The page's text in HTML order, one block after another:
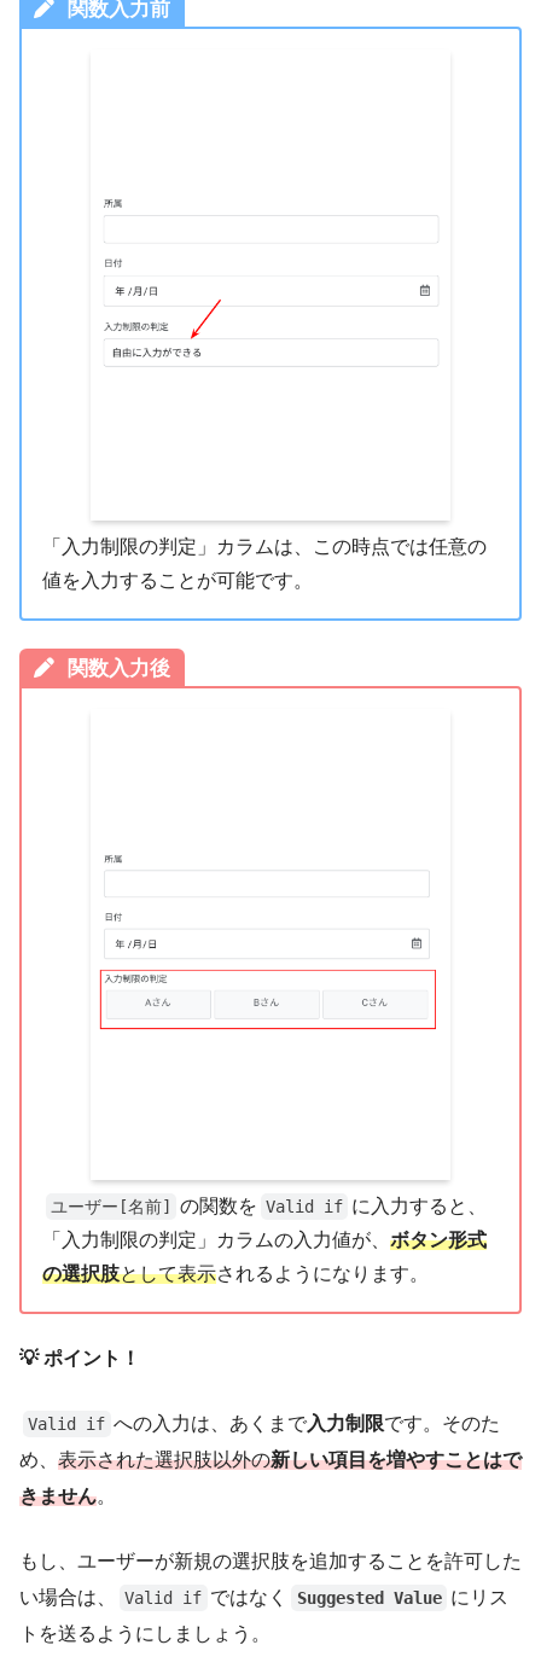
関数入力前
「入力制限の判定」カラムは、この時点では任意の
値を入力することが可能です。
関数入力後
ユーザー[名前] の関数を Valid if に入力すると、
「入力制限の判定」カラムの入力値が、ボタン形式
の選択肢として表示されるようになります。
💡 ポイント！
Valid if への入力は、あくまで入力制限です。そのた
め、 表示された選択肢以外の新しい項目を増やすことはで
きません。
もし、ユーザーが新規の選択肢を追加することを許可した
い場合は、
Valid if ではなく Suggested Value にリス
トを送るようにしましょう。